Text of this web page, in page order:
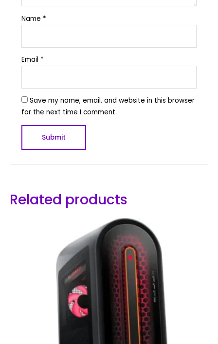
Name *
Email *
Save my name, email, and website in this browser
for the next time I comment.
Related products